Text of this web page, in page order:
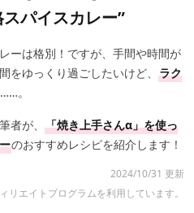
パイスカレー”
ーは格別！ですが、手間や時間が
をゆっくり過ごしたいけど、 ラク
……。
者が、 「焼き上手さんα」を使っ
のおすすめレシピを紹介します！
2024/10/31 更新
リエイトプログラムを利用しています。